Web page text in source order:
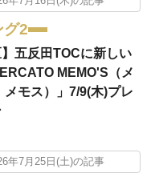
グ2
】五反田TOCに新しい
MEMO'S（メ
メモス）」7/9(木)プレ
年7月25日(土)の記事